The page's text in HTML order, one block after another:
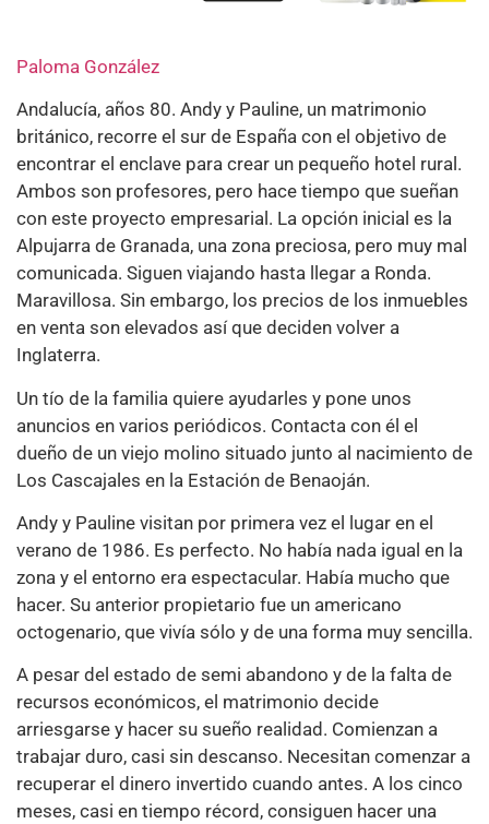
Paloma González
Andalucía, años 80. Andy y Pauline, un matrimonio
británico, recorre el sur de España con el objetivo de
encontrar el enclave para crear un pequeño hotel rural.
Ambos son profesores, pero hace tiempo que sueñan
con este proyecto empresarial. La opción inicial es la
Alpujarra de Granada, una zona preciosa, pero muy mal
comunicada. Siguen viajando hasta llegar a Ronda.
Maravillosa. Sin embargo, los precios de los inmuebles
en venta son elevados así que deciden volver a
Inglaterra.
Un tío de la familia quiere ayudarles y pone unos
anuncios en varios periódicos. Contacta con él el
dueño de un viejo molino situado junto al nacimiento de
Los Cascajales en la Estación de Benaoján.
Andy y Pauline visitan por primera vez el lugar en el
verano de 1986. Es perfecto. No había nada igual en la
zona y el entorno era espectacular. Había mucho que
hacer. Su anterior propietario fue un americano
octogenario, que vivía sólo y de una forma muy sencilla.
A pesar del estado de semi abandono y de la falta de
recursos económicos, el matrimonio decide
arriesgarse y hacer su sueño realidad. Comienzan a
trabajar duro, casi sin descanso. Necesitan comenzar a
recuperar el dinero invertido cuando antes. A los cinco
meses, casi en tiempo récord, consiguen hacer una